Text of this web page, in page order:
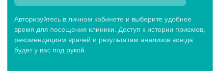
Авторизуйтесь в личном кабинете и выберите удобное
время для посещения клиники. Доступ к истории приемов,
рекомендациям врачей и результатам анализов всегда
будет у вас под рукой.